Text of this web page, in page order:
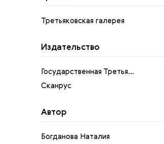
Третьяковская галерея
Издательство
Государственная Третья...
Сканрус
Автор
Богданова Наталия